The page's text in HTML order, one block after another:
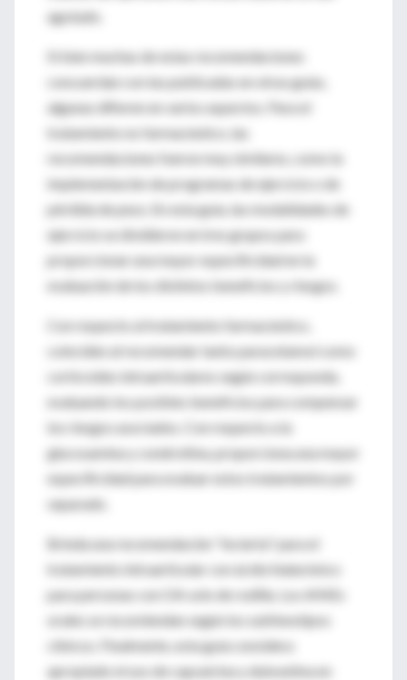
agotado.
Si bien muchas de estas recomendaciones
concuerdan con las publicadas en otras guías,
algunas difieren en varios aspectos. Para el
tratamiento no farmacéutico, las
recomendaciones fueron muy similares, como la
implementación de programas de ejercicio o de
pérdida de peso. En esta guía, las modalidades de
ejercicio se dividieron en tres grupos para
proporcionar una mayor especificidad en la
evaluación de los distintos beneficios y riesgos.
Con respecto al tratamiento farmacéutico,
coinciden al recomendar tanto paracetamol como
corticoides intraarticulares según corresponda,
evaluando los posibles beneficios para compensar
los riesgos asociados. Con respecto a la
glucosamina y condroitina, proporciona una mayor
especificidad para evaluar estos tratamientos por
separado.
Brinda una recomendación "incierta" para el
tratamiento intraarticular con ácido hialurónico
para personas con OA solo de rodilla. Los AINEs
orales se recomiendan según los subfenotipos
clínicos. Finalmente, esta guía considera
apropiado el uso de capsaicina y duloxetina en